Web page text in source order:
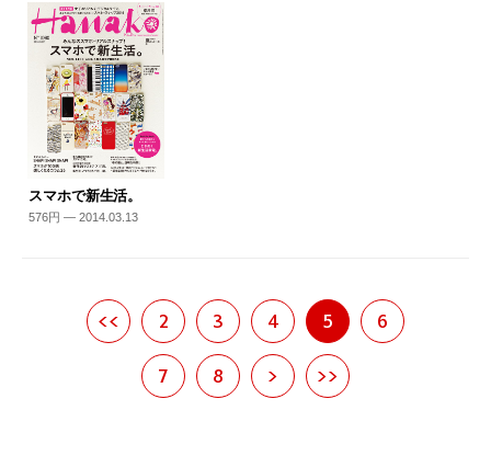
スマホで新生活。
576円 — 2014.03.13
<< 2 3 4 5 6
7 8 > >>